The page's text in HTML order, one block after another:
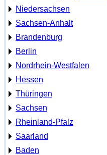
Niedersachsen
Sachsen-Anhalt
Brandenburg
Berlin
Nordrhein-Westfalen
Hessen
Thüringen
Sachsen
Rheinland-Pfalz
Saarland
Baden